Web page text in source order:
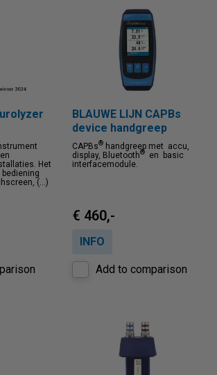
Price descending
Het
(...)
BLAUWE LIJN CAPBs
device handgreep
CAPBs® handgreep met accu,
display, Bluetooth®
en basic
interfacemodule.
€ 460,-
INFO
Add to comparison